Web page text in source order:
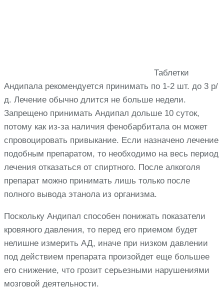
Таблетки
Андипала рекомендуется принимать по 1-2 шт. до 3 р/
д. Лечение обычно длится не больше недели.
Запрещено принимать Андипал дольше 10 суток,
потому как из-за наличия фенобарбитала он может
спровоцировать привыкание. Если назначено лечение
подобным препаратом, то необходимо на весь период
лечения отказаться от спиртного. После алкоголя
препарат можно принимать лишь только после
полного вывода этанола из организма.
Поскольку Андипал способен понижать показатели
кровяного давления, то перед его приемом будет
нелишне измерить АД, иначе при низком давлении
под действием препарата произойдет еще большее
его снижение, что грозит серьезными нарушениями
мозговой деятельности.